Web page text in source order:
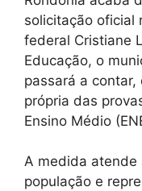
solicitação oficial
federal Cristiane
Educação, o
passará a
própria das
Ensino Médio
A medida atende
população e